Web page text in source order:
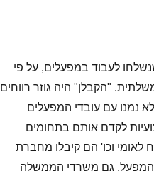
לעבוד במפעלים, על פי
"הקבלן" היה גוזר רווחים
נמנו עם עובדי המפעלים
לקדם אותם בתחומים
לאומי וכו' הם קיבלו מחברת
המפעל. גם משרדי הממשלה